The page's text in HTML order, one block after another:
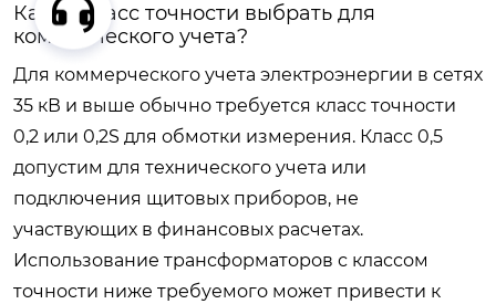
Какой класс точности выбрать для
коммерческого учета?
Для коммерческого учета электроэнергии в сетях
35 кВ и выше обычно требуется класс точности
0,2 или 0,2S для обмотки измерения. Класс 0,5
допустим для технического учета или
подключения щитовых приборов, не
участвующих в финансовых расчетах.
Использование трансформаторов с классом
точности ниже требуемого может привести к